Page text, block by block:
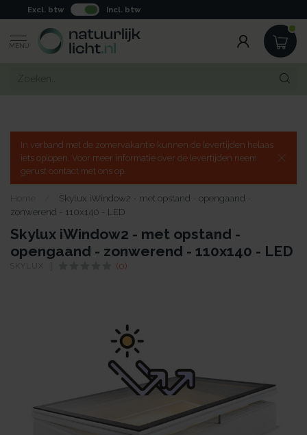
Excl. btw Incl. btw
MENU
In verband met de zomervakantie kunnen de levertijden helaas
iets oplopen. Voor meer informatie over de levertijden neem
gerust contact met ons op.
Home
Skylux iWindow2 - met opstand - opengaand -
zonwerend - 110x140 - LED
Skylux iWindow2 - met opstand -
opengaand - zonwerend - 110x140 - LED
SKYLUX (0)